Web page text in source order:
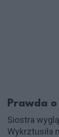
Prawda
Siostra
Wykrztusiła